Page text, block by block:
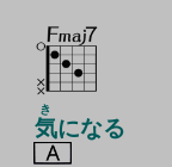
気
き
になる